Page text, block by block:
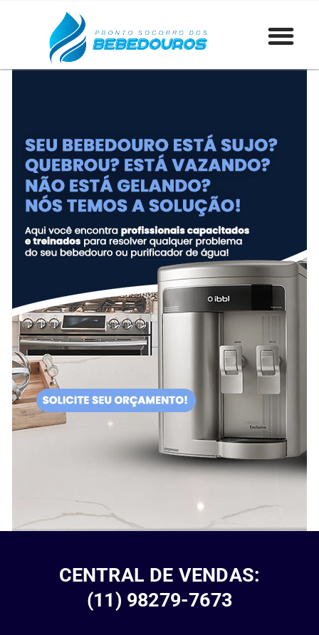
CENTRAL DE VENDAS:
(11) 98279-7673